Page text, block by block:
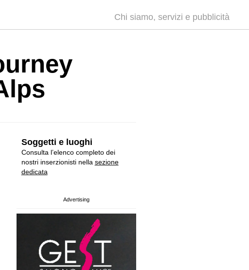
Chi siamo, servizi e pubblicità
Soggetti e luoghi
Consulta l’elenco completo dei
nostri inserzionisti nella sezione
dedicata
Advertising